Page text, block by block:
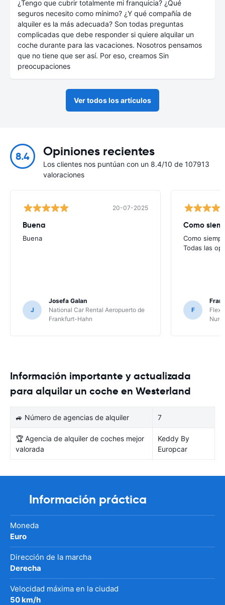
¿Tengo que cubrir totalmente mi franquicia? ¿Qué
seguros necesito como mínimo? ¿Y qué compañía de
alquiler es la más adecuada? Son todas preguntas
complicadas que debe responder si quiere alquilar un
coche durante para las vacaciones. Nosotros pensamos
que no tiene que ser así. Por eso, creamos Sin
preocupaciones
Ver todos los artículos
8.4 Opiniones recientes
Los clientes nos puntúan con un 8.4/10 de 107913
valoraciones
20-07-2025
Buena
Buena
J
Josefa Galan
National Car Rental Aeropuerto de
Frankfurt-Hahn
Como
Como
Todas las
F
Flex
Información importante y actualizada
para alquilar un coche en Westerland
🚙 Número de agencias de alquiler 7
🏆 Agencia de alquiler de coches mejor
valorada
Keddy By
Europcar
Información práctica
Moneda
Euro
Dirección de la marcha
Derecha
Velocidad máxima en la ciudad
50 km/h